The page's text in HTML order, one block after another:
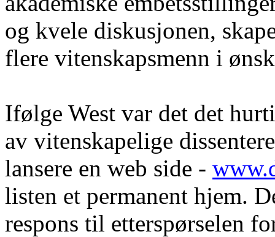
og kvele diskusjonen,
flere vitenskapsmenn i
Ifølge West var det det
av vitenskapelige
lansere en web side -
listen et permanent hjem.
respons til etterspørselen